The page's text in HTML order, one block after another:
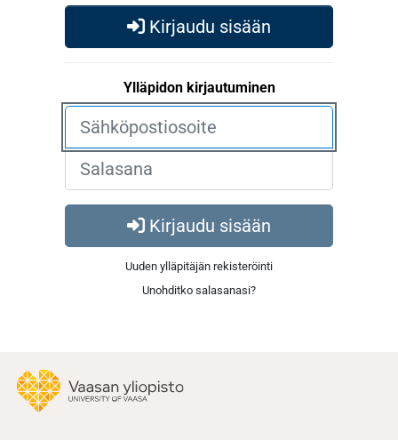
Kirjaudu sisään
Ylläpidon kirjautuminen
Kirjaudu sisään
Uuden ylläpitäjän rekisteröinti
Unohditko salasanasi?